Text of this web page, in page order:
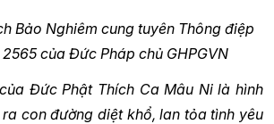
Bảo Nghiêm cung tuyên Thông điệp
của Đức Pháp chủ GHPGVN
Đức Phật Thích Ca Mâu Ni là hình
con đường diệt khổ, lan tỏa tình yêu